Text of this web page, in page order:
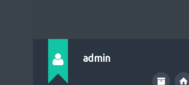
admin